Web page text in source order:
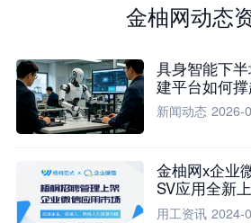
金柚网动态
具身智能下
建平台如何
新闻动态 2026-
金柚网x企业
SV应用全新
流程全面升级
用工资讯 2024-